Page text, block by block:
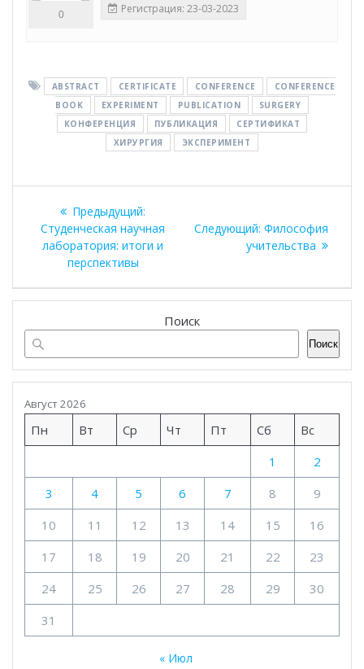
0
Регистрация: 23-03-2023
ABSTRACT CERTIFICATE CONFERENCE
CONFERENCE
BOOK
EXPERIMENT PUBLICATION
SURGERY
КОНФЕРЕНЦИЯ
ПУБЛИКАЦИЯ
СЕРТИФИКАТ
ХИРУРГИЯ
ЭКСПЕРИМЕНТ
Навигация
по
записям
Предыдущий:
запись:
Студенческая научная
лаборатория: итоги и
перспективы
Следующий: Следующая
запись:
Философия
учительства
Поиск
Поиск
Август 2026
Пн Вт Ср Чт Пт Сб
Вс
1
2
3
4 5 6 7 8
9
10
11 12 13 14 15
16
17
18 19 20 21 22
23
24
25 26 27 28 29
30
31
« Июл